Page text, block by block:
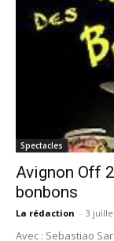
Spectacles
Avignon Off
bonbons
La rédaction - 3
Avec : Sebastiao